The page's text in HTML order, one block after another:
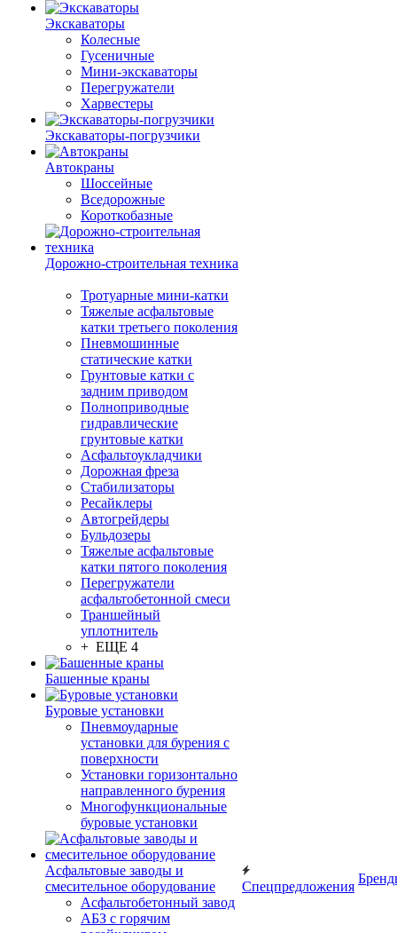
Экскаваторы
Колесные
Гусеничные
Мини-экскаваторы
Перегружатели
Харвестеры
Экскаваторы-погрузчики
Автокраны
Шоссейные
Вседорожные
Короткобазные
Дорожно-строительная техника
Тротуарные мини-катки
Тяжелые асфальтовые
катки третьего поколения
Пневмошинные
статические катки
Грунтовые катки с
задним приводом
Полноприводные
гидравлические
грунтовые катки
Асфальтоукладчики
Дорожная фреза
Стабилизаторы
Ресайклеры
Автогрейдеры
Бульдозеры
Тяжелые асфальтовые
катки пятого поколения
Перегружатели
асфальтобетонной смеси
Траншейный
уплотнитель
+ ЕЩЕ 4
Башенные краны
Буровые установки
Пневмоударные
установки для бурения с
поверхности
Установки горизонтально
направленного бурения
Многофункциональные
буровые установки
Асфальтовые заводы и
смесительное оборудование
Асфальтобетонный завод
АБЗ с горячим
Спецпредложения